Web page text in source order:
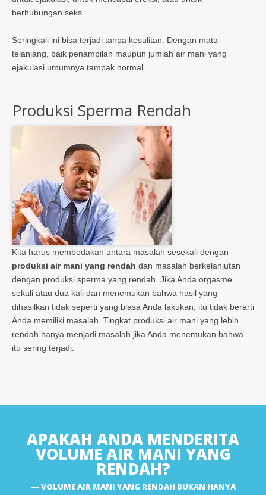
berhubungan seks.
Seringkali ini bisa terjadi tanpa kesulitan. Dengan mata
telanjang, baik penampilan maupun jumlah air mani yang
ejakulasi umumnya tampak normal.
Produksi Sperma Rendah
Kita harus membedakan antara masalah sesekali dengan
produksi air mani yang rendah dan masalah berkelanjutan
dengan produksi sperma yang rendah. Jika Anda orgasme
sekali atau dua kali dan menemukan bahwa hasil yang
dihasilkan tidak seperti yang biasa Anda lakukan, itu tidak berarti
Anda memiliki masalah. Tingkat produksi air mani yang lebih
rendah hanya menjadi masalah jika Anda menemukan bahwa
itu sering terjadi.
APAKAH ANDA MENDERITA
VOLUME AIR MANI YANG
RENDAH?
VOLUME AIR MANI YANG RENDAH BUKAN HANYA